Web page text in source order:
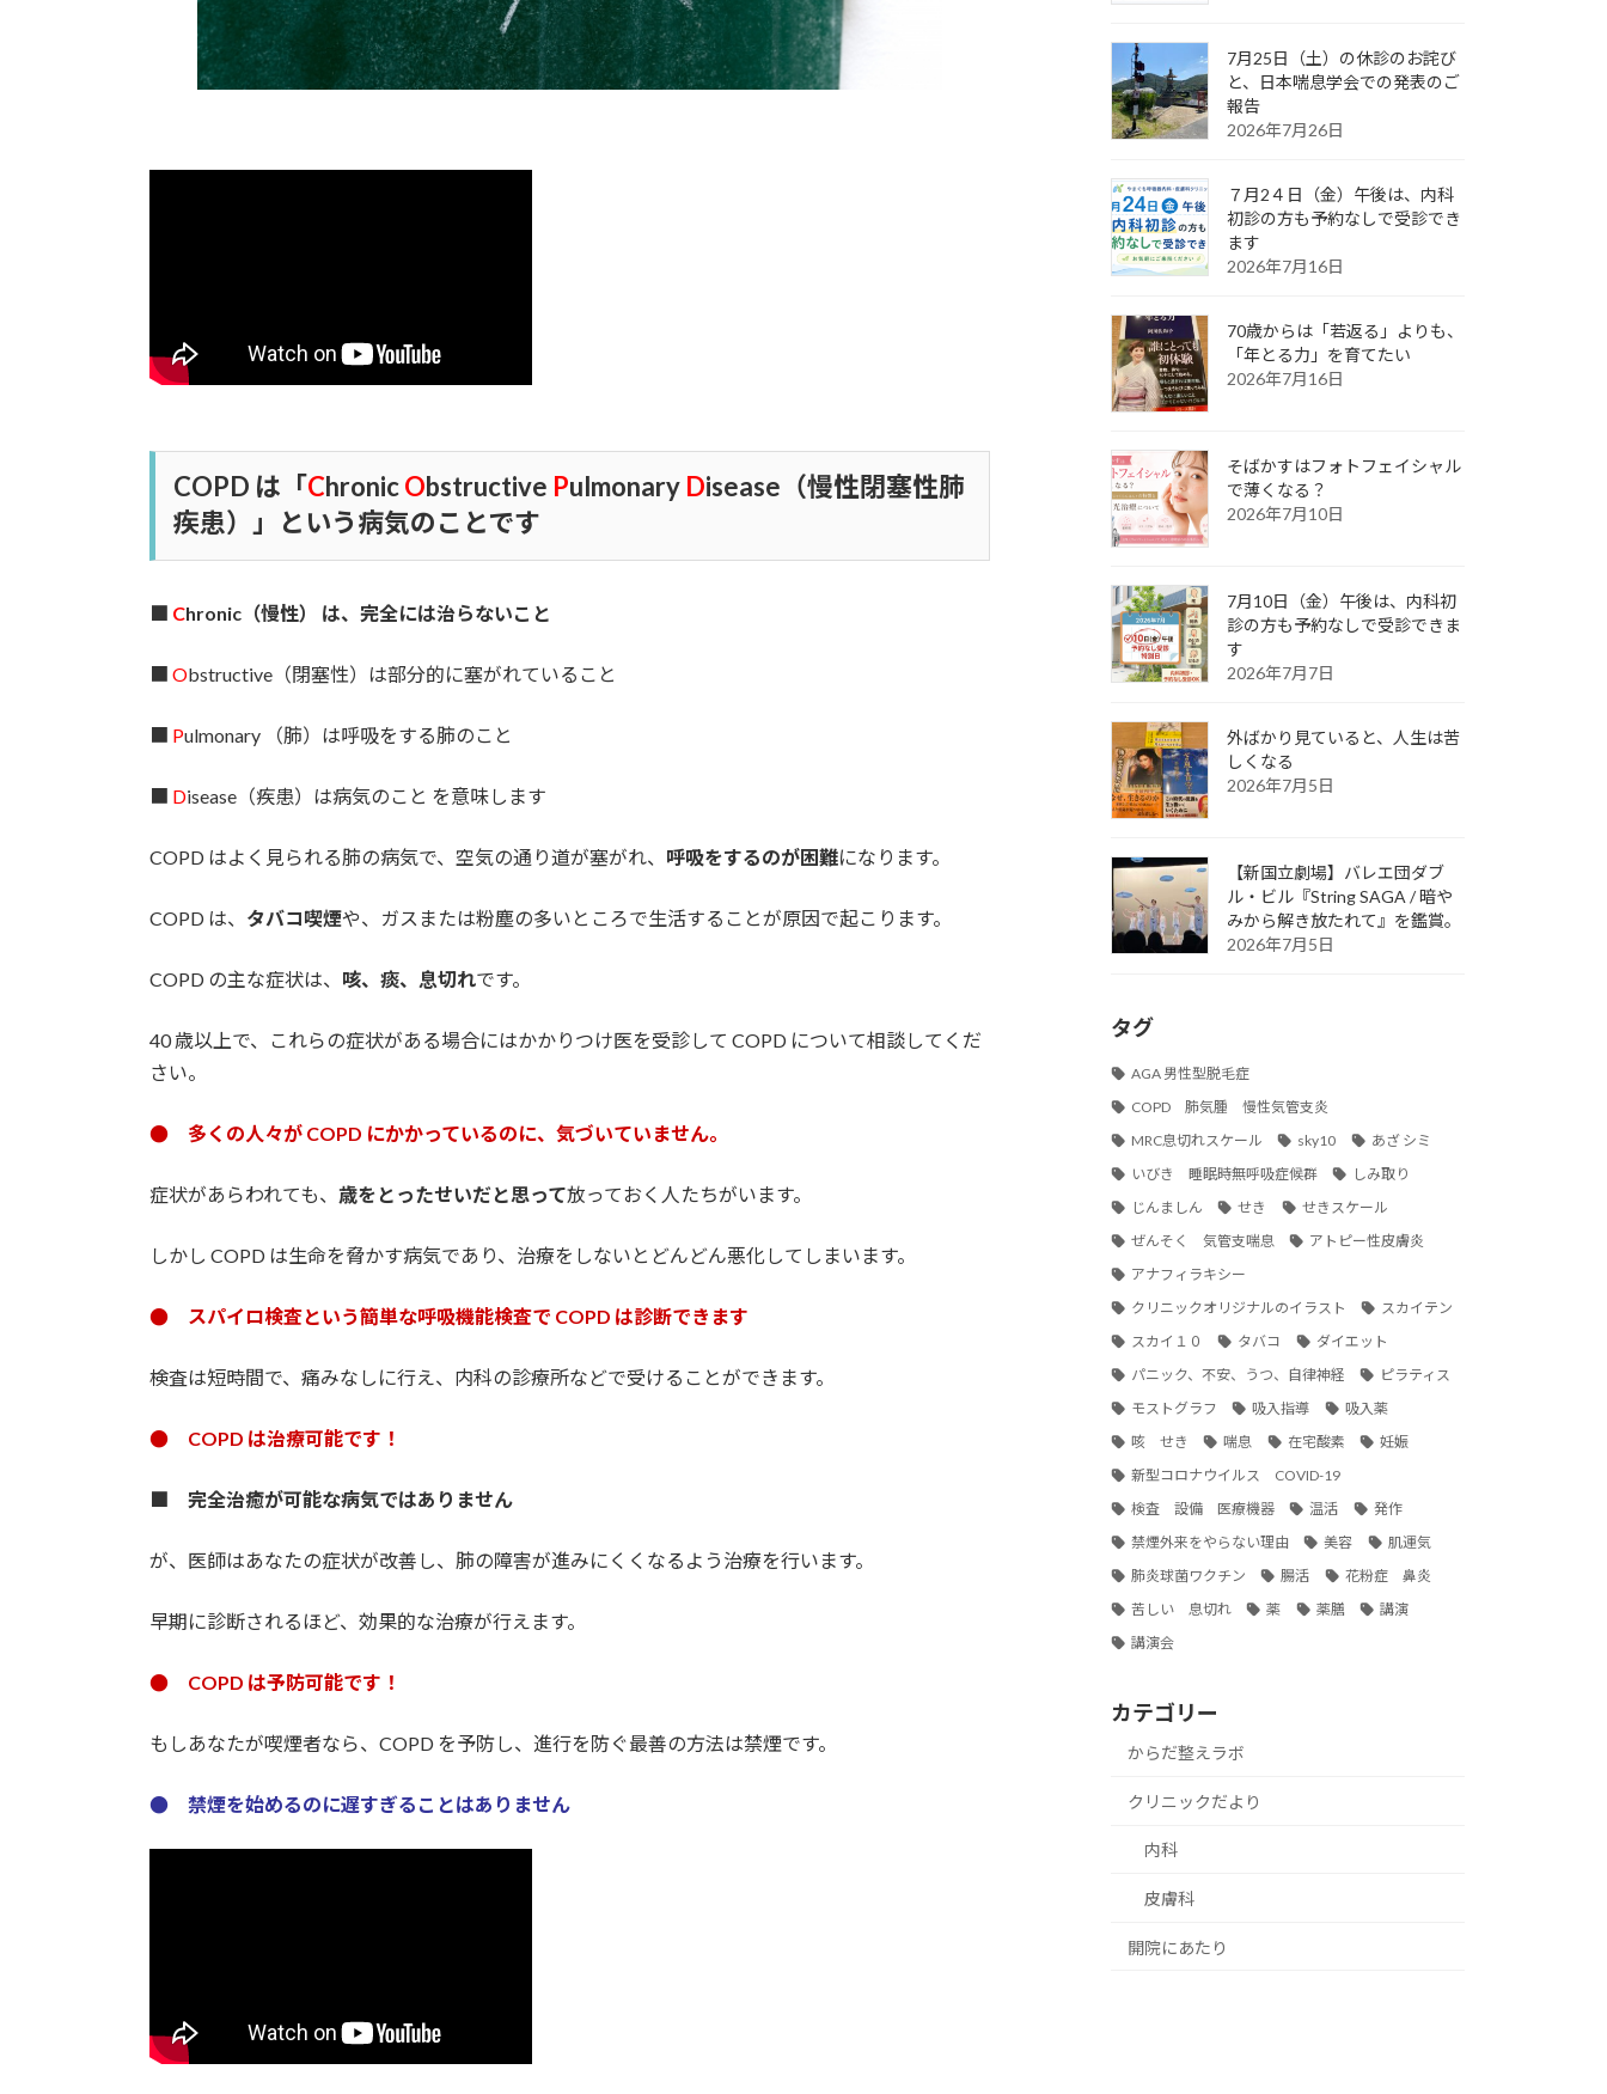
COPD は「ChronicObstructive Pulmonary Disease（慢性閉塞性肺
疾患）」という病気のことです
■ Chronic（慢性） は、完全には治らないこと
■Obstructive（閉塞性）は部分的に塞がれていること
Pulmonary （肺）は呼吸をする肺のこと
Disease（疾患）は病気のこと を意味します
COPD はよく見られる肺の病気で、空気の通り道が塞がれ、 呼吸をするのが困難になります。
COPD は、 タバコ喫煙や、ガスまたは粉塵の多いところで生活することが原因で起こります。
COPD の主な症状は、 咳、痰、息切れです。
40 歳以上で、これらの症状がある場合にはかかりつけ医を受診して COPD について相談してくだ
さい。
● 多くの人々が COPD にかかっているのに、気づいていません。
症状があらわれても、歳をとったせいだと思って放っておく人たちがいます。
しかし COPD は生命を脅かす病気であり、治療をしないとどんどん悪化してしまいます。
● スパイロ検査という簡単な呼吸機能検査で COPD は診断できます
検査は短時間で、痛みなしに行え、内科の診療所などで受けることができます。
● COPD は治療可能です！
■ 完全治癒が可能な病気ではありません
が、医師はあなたの症状が改善し、肺の障害が進みにくくなるよう治療を行います。
早期に診断されるほど、効果的な治療が行えます。
● COPD は予防可能です！
もしあなたが喫煙者なら、COPD を予防し、進行を防ぐ最善の方法は禁煙です。
● 禁煙を始めるのに遅すぎることはありません
7月25日（土）の休診のお詫び
と、日本喘息学会での発表のご
報告
2026年7月26日
７月2４日（金）午後は、内科
初診の方も予約なしで受診でき
ます
2026年7月16日
70歳からは「若返る」よりも、
「年とる力」を育てたい
2026年7月16日
そばかすはフォトフェイシャル
で薄くなる？
2026年7月10日
7月10日（金）午後は、内科初
診の方も予約なしで受診できま
す
2026年7月7日
外ばかり見ていると、人生は苦
しくなる
2026年7月5日
【新国立劇場】バレエ団ダブ
ル・ビル『String SAGA / 暗や
みから解き放たれて』を鑑賞。
2026年7月5日
タグ
AGA 男性型脱毛症
COPD 肺気腫 慢性気管支炎
MRC息切れスケール
sky10
あざ シミ
いびき 睡眠時無呼吸症候群
しみ取り
じんましん
せき
せきスケール
ぜんそく 気管支喘息
アトピー性皮膚炎
アナフィラキシー
クリニックオリジナルのイラスト
スカイテン
スカイ１０
タバコ
ダイエット
パニック、不安、うつ、自律神経
ピラティス
モストグラフ
吸入指導
吸入薬
咳 せき
喘息 在宅酸素
妊娠
新型コロナウイルス COVID-19
検査 設備 医療機器
温活
発作
禁煙外来をやらない理由
美容
肌運気
肺炎球菌ワクチン
腸活
花粉症 鼻炎
苦しい 息切れ
薬 薬膳
講演
講演会
カテゴリー
からだ整えラボ
クリニックだより
内科
皮膚科
開院にあたり